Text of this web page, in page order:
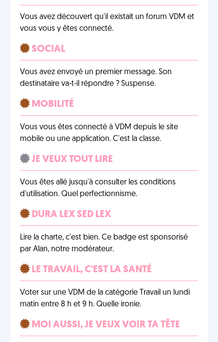
Vous avez découvert qu'il existait un forum VDM et
vous vous y êtes connecté.
SOCIAL
Vous avez envoyé un premier message. Son
destinataire va-t-il répondre ? Suspense.
MOBILITÉ
Vous vous êtes connecté à VDM depuis le site
mobile ou une application. C'est la classe.
JE VEUX TOUT LIRE
Vous êtes allé jusqu'à consulter les conditions
d'utilisation. Quel perfectionnisme.
DURA LEX SED LEX
Lire la charte, c'est bien. Ce badge est sponsorisé
par Alan, notre modérateur.
LE TRAVAIL, C'EST LA SANTÉ
Voter sur une VDM de la catégorie Travail un lundi
matin entre 8 h et 9 h. Quelle ironie.
MOI AUSSI, JE VEUX VOIR TA TÊTE